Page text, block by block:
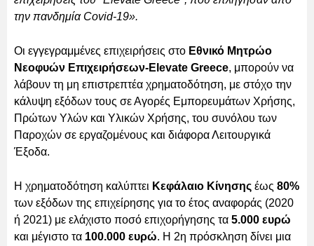
την πανδημία Covid-19».
Οι εγγεγραμμένες επιχειρήσεις στο Εθνικό Μητρώο
Νεοφυών Επιχειρήσεων-Elevate Greece, μπορούν να
λάβουν τη μη επιστρεπτέα χρηματοδότηση, με στόχο την
κάλυψη εξόδων τους σε Αγορές Εμπορευμάτων Χρήσης,
Πρώτων Υλών και Υλικών Χρήσης, του συνόλου των
Παροχών σε εργαζομένους και διάφορα Λειτουργικά
Έξοδα.
Η χρηματοδότηση καλύπτει Κεφάλαιο Κίνησης έως 80%
των εξόδων της επιχείρησης για το έτος αναφοράς (2020
ή 2021) με ελάχιστο ποσό επιχορήγησης τα 5.000 ευρώ
και μέγιστο τα 100.000 ευρώ. Η 2η πρόσκληση δίνει μια